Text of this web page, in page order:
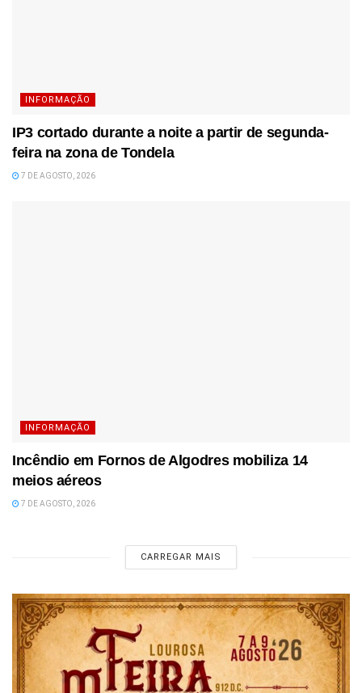
INFORMAÇÃO
IP3 cortado durante a noite a partir de segunda-
feira na zona de Tondela
7 DE AGOSTO, 2026
INFORMAÇÃO
Incêndio em Fornos de Algodres mobiliza 14
meios aéreos
7 DE AGOSTO, 2026
CARREGAR MAIS